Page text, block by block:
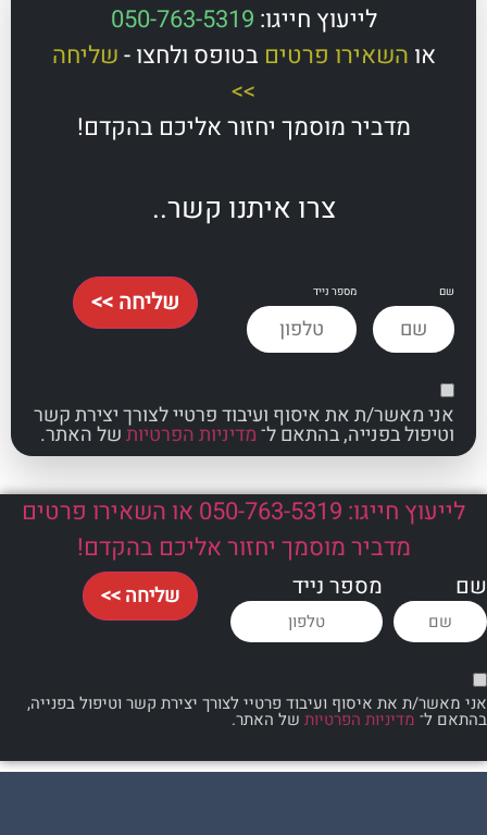
לייעוץ חייגו:050-763-5319
השאירו פרטים בטופס ולחצו - שליחה
מדביר מוסמך יחזור אליכם בהקדם!
צרו איתנו קשר..
ת את איסוף ועיבוד פרטיי לצורך יצירת קשר
בפנייה, בהתאם ל־מדיניות הפרטיותשל האתר.
שליחה >>
לייעוץ חייגו: 050-763-5319 או השאירו פרטים
מדביר מוסמך יחזור אליכם בהקדם!
מספר נייד
את איסוף ועיבוד פרטיי לצורך יצירת קשר וטיפול בפנייה,
מדיניות הפרטיותשל האתר.
שליחה >>